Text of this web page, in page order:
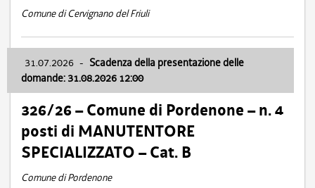
Comune di Cervignano del Friuli
31.07.2026 - Scadenza della presentazione delle
domande: 31.08.2026 12:00
326/26 – Comune di Pordenone – n. 4
posti di MANUTENTORE
SPECIALIZZATO – Cat. B
Comune di Pordenone